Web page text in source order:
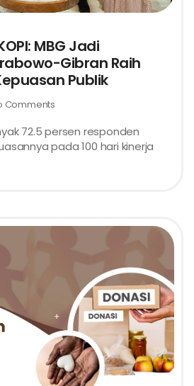
MBG Jadi
Gibran Raih
Publik
Comments
72.5 persen responden
pada 100 hari kinerja